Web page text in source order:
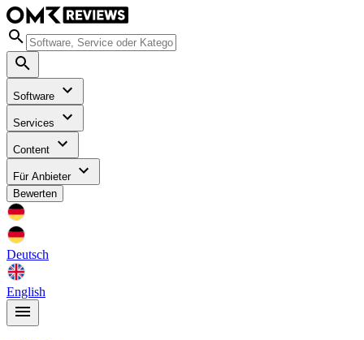
Software
Services
Content
Für Anbieter
Bewerten
Deutsch
English